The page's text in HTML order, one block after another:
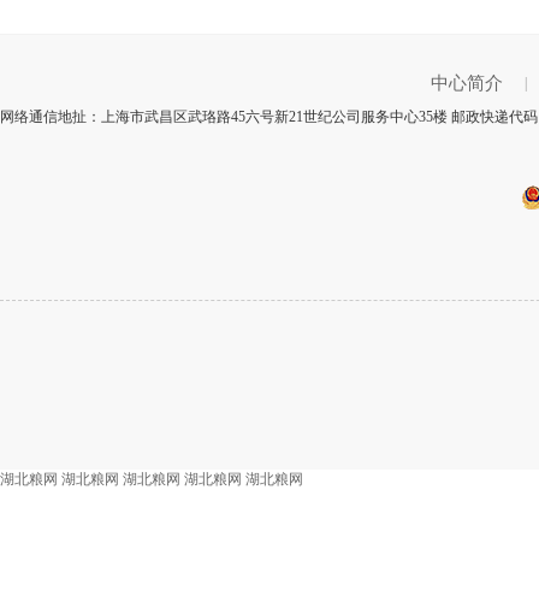
中心简介
网络通信地扯：上海市武昌区武珞路45六号新21世纪公司服务中心35楼 邮政快递代
湖北粮网 湖北粮网 湖北粮网 湖北粮网 湖北粮网